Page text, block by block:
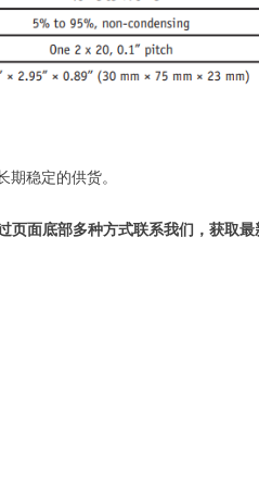
稳定的供货。
面底部多种方式联系我们，获取最